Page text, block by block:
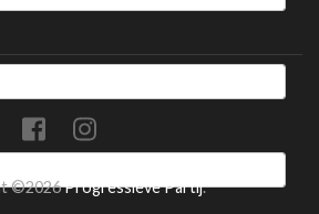
©2026Progressieve Partij.